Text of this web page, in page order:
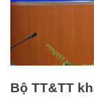
Bộ TT&TT